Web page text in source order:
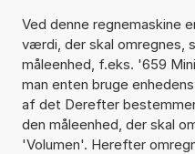
Ved denne regnemaskine
værdi, der skal omregnes,
måleenhed, f.eks. '659
man enten bruge
af det Derefter
den måleenhed, der skal
'Volumen'. Herefter